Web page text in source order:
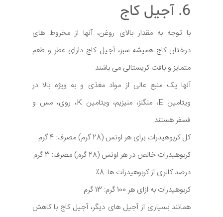
6. آجیل کاج
با توجه به مقدار بالای روغن، آنها از مخروط های
درختان کاج همیشه سبز، آجیل کاج دارای عطر و طعم
متمایز و بافت کریستالی می باشند.
آنها یک منبع عالی از مواد مغذی و به ویژه بالا در
ویتامین E، منگنز، منیزیم، ویتامین K، روی، مس و
فسفر هستند.
کل کربوهیدرات برای هر اونس (28 گرم) مصرف: 4 گرم
کربوهیدرات خالص در هر اونس (28 گرم) مصرف: 3 گرم
درصد کالری از کربوهیدرات ها: 8٪
کربوهیدرات به ازای هر 100 گرم: 13 گرم
همانند بسیاری از آجیل های دیگر، آجیل کاج با کاهش